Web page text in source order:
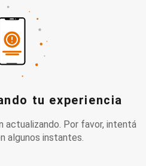
tu experiencia
actualizando. Por favor, intentá
algunos instantes.